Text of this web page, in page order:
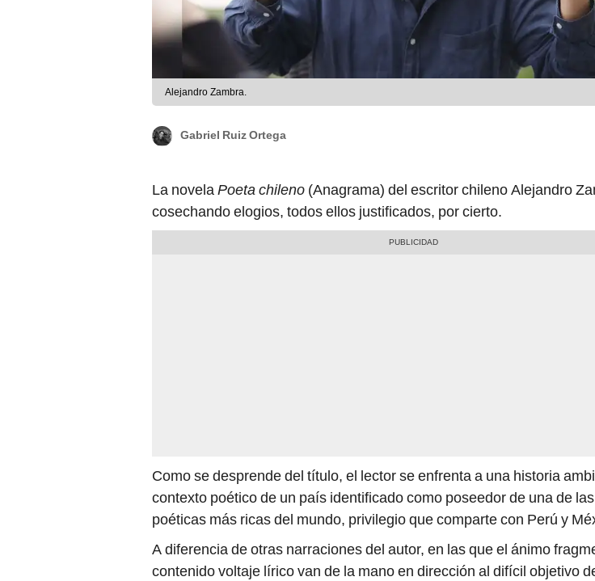
Alejandro Zambra.
Gabriel Ruiz Ortega
La novelaPoeta chileno (Anagrama) del escritor chileno Alejandro
cosechando elogios, todos ellos justificados, por cierto.
Como se desprende del título, el lector se enfrenta a una historia
contexto poético de un país identificado como poseedor de una de
poéticas más ricas del mundo, privilegio que comparte con Perú y
A diferencia de otras narraciones del autor, en las que el ánimo
contenido voltaje lírico van de la mano en dirección al difícil objetivo